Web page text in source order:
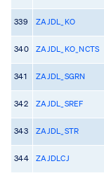
339 ZAJDL_KO
340 ZAJDL_KO_NCTS
341 ZAJDL_SGRN
342 ZAJDL_SREF
343 ZAJDL_STR
344 ZAJDLCJ